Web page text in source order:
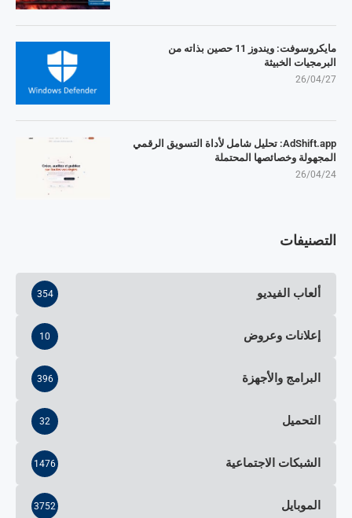
مايكروسوفت: ويندوز 11 حصين بذاته من
البرمجيات الخبيثة
26/04/27
AdShift.app: تحليل شامل لأداة التسويق الرقمي
المجهولة وخصائصها المحتملة
26/04/24
التصنيفات
ألعاب الفيديو 354
إعلانات وعروض 10
البرامج والأجهزة 396
التحميل 32
الشبكات الاجتماعية 1476
الموبايل 3752